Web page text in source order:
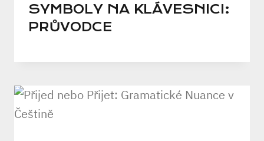
SYMBOLY NA KLÁVESNICI:
PRŮVODCE